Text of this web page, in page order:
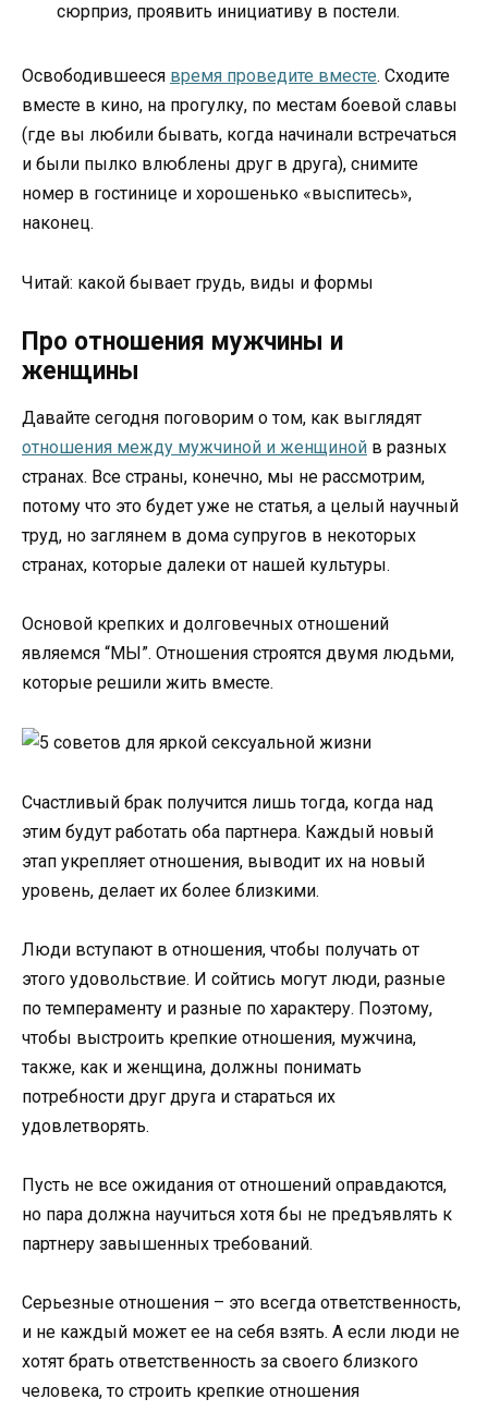
сюрприз, проявить инициативу в постели.
Освободившееся время проведите вместе. Сходите
вместе в кино, на прогулку, по местам боевой славы
(где вы любили бывать, когда начинали встречаться
и были пылко влюблены друг в друга), снимите
номер в гостинице и хорошенько «выспитесь»,
наконец.
Читай: какой бывает грудь, виды и формы
Про отношения мужчины и
женщины
Давайте сегодня поговорим о том, как выглядят
отношения между мужчиной и женщиной в разных
странах. Все страны, конечно, мы не рассмотрим,
потому что это будет уже не статья, а целый научный
труд, но заглянем в дома супругов в некоторых
странах, которые далеки от нашей культуры.
Основой крепких и долговечных отношений
являемся “МЫ”. Отношения строятся двумя людьми,
которые решили жить вместе.
Счастливый брак получится лишь тогда, когда над
этим будут работать оба партнера. Каждый новый
этап укрепляет отношения, выводит их на новый
уровень, делает их более близкими.
Люди вступают в отношения, чтобы получать от
этого удовольствие. И сойтись могут люди, разные
по темпераменту и разные по характеру. Поэтому,
чтобы выстроить крепкие отношения, мужчина,
также, как и женщина, должны понимать
потребности друг друга и стараться их
удовлетворять.
Пусть не все ожидания от отношений оправдаются,
но пара должна научиться хотя бы не предъявлять к
партнеру завышенных требований.
Серьезные отношения – это всегда ответственность,
и не каждый может ее на себя взять. А если люди не
хотят брать ответственность за своего близкого
человека, то строить крепкие отношения